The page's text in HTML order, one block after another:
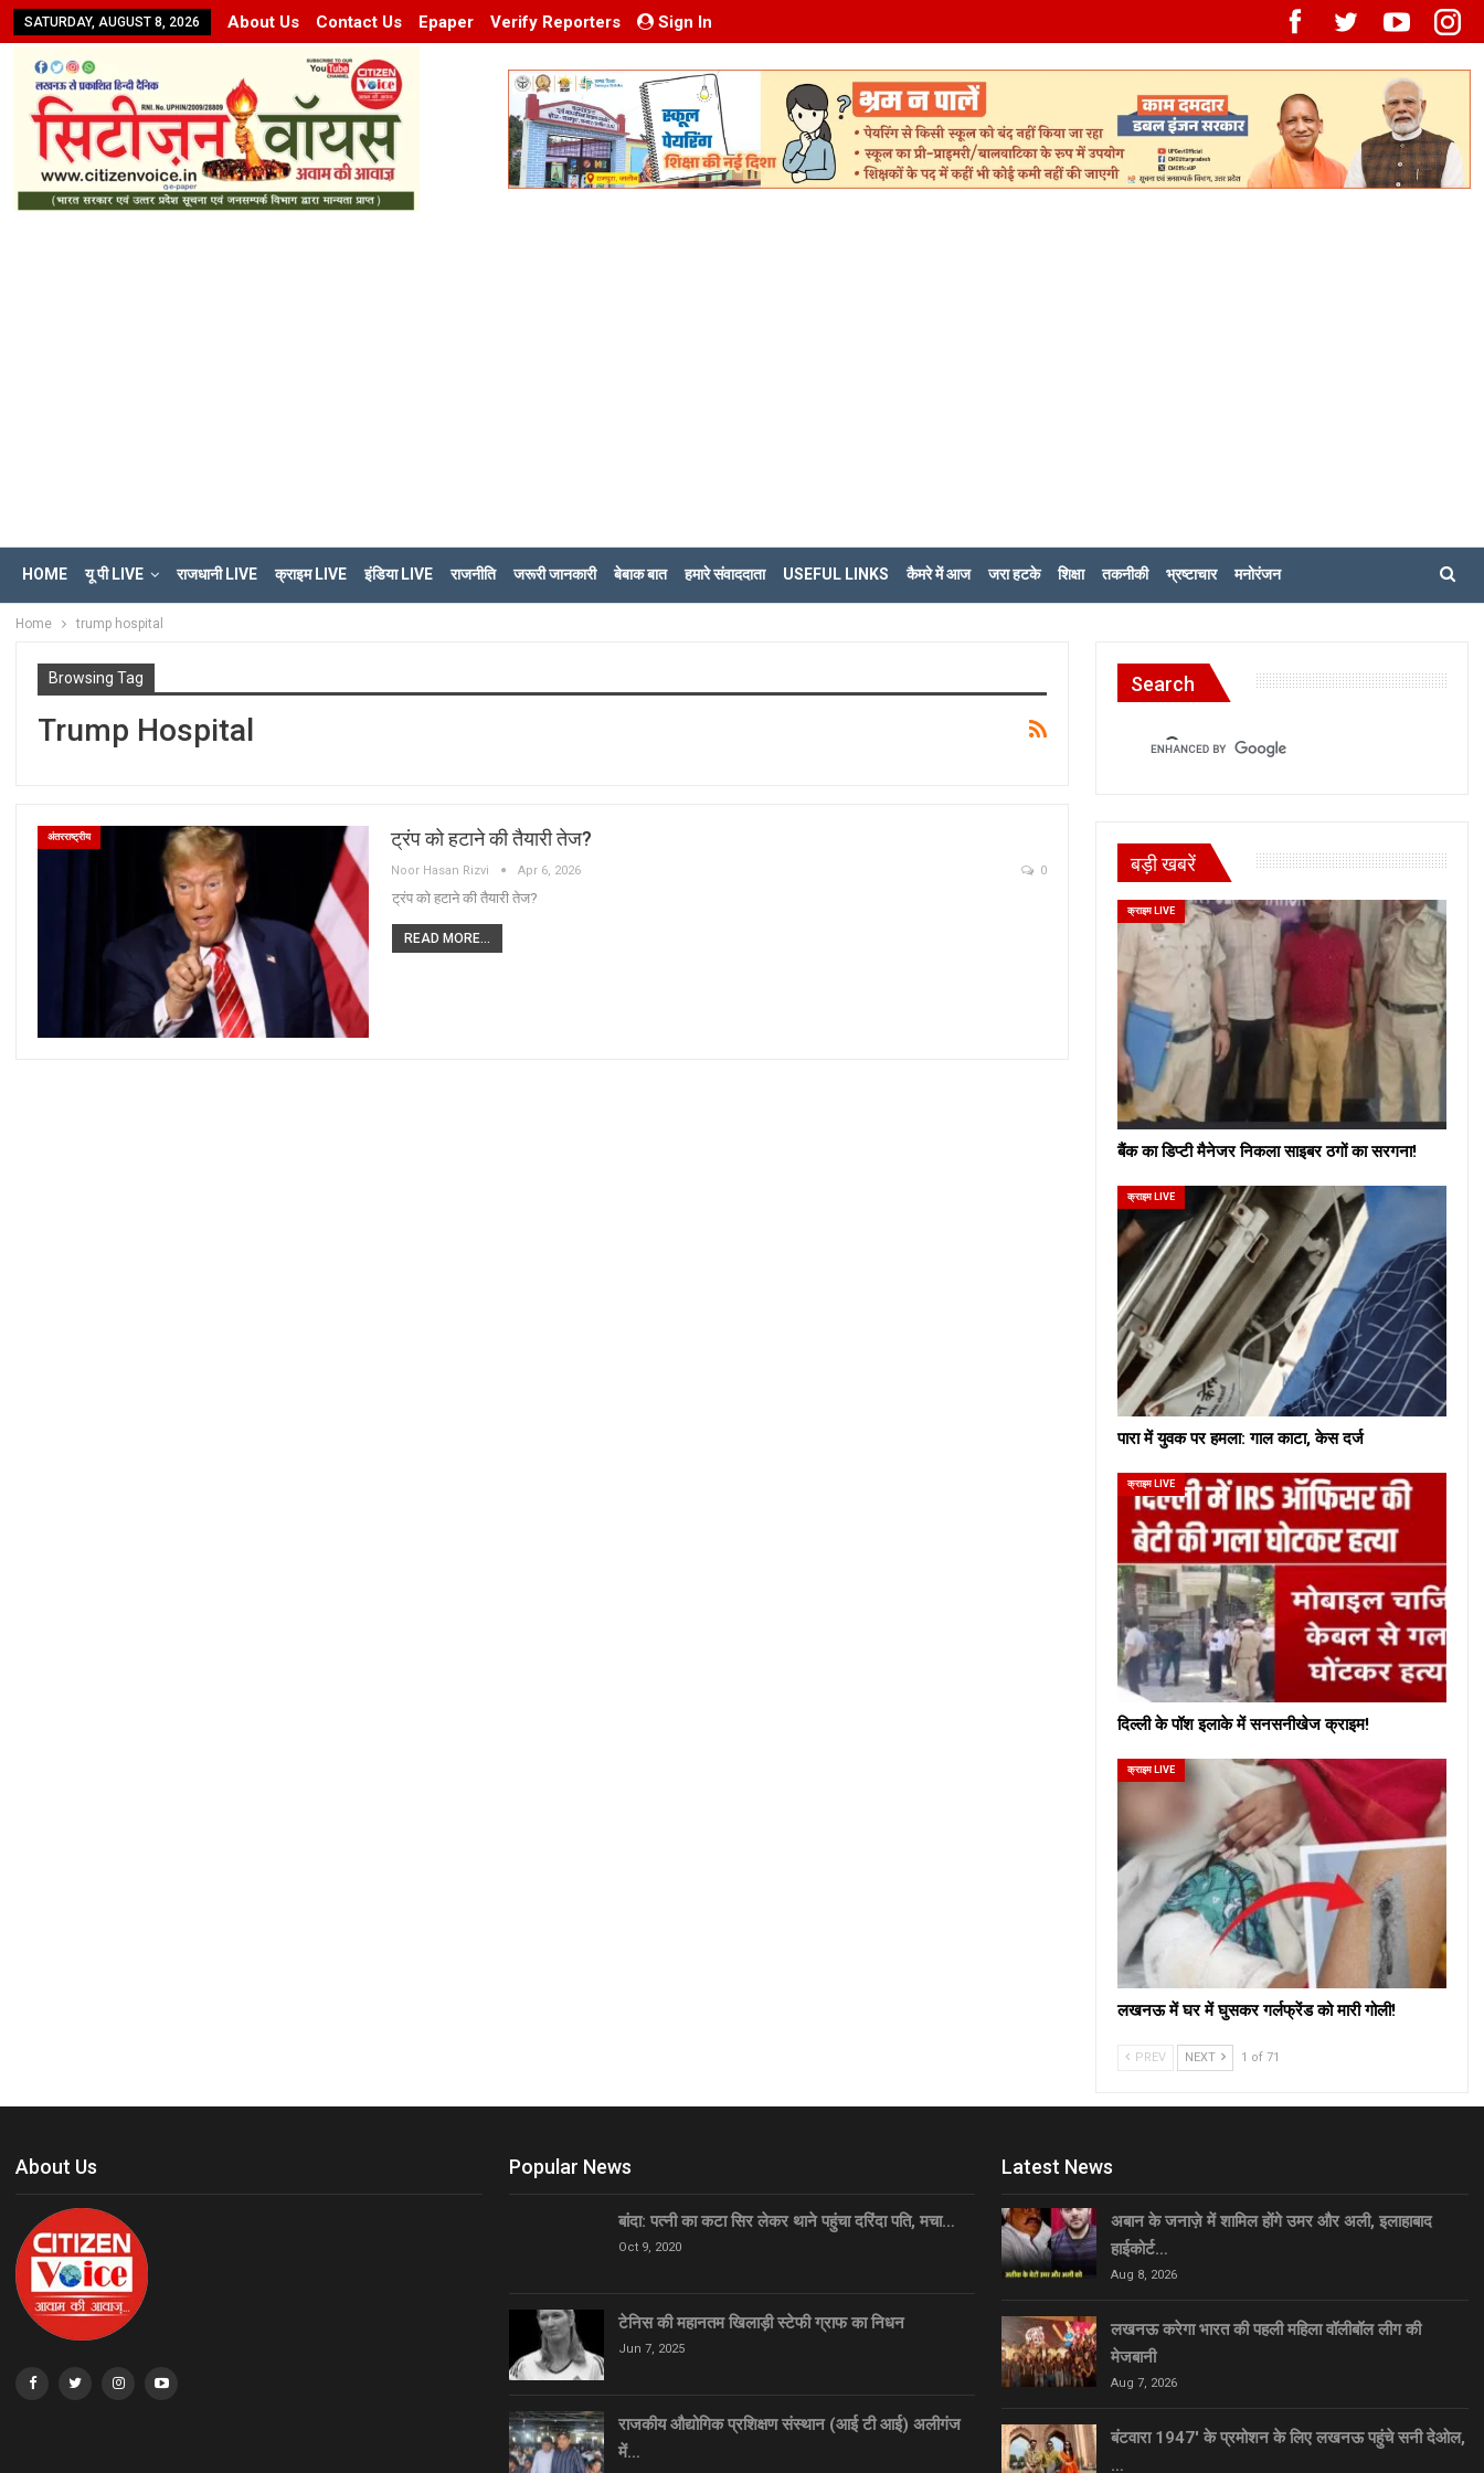
SATURDAY, AUGUST 8, 2026 About Us Contact Us Epaper Verify Reporters Sign In
HOME यू पी LIVE राजधानी LIVE क्राइम LIVE इंडिया LIVE राजनीति जरूरी जानकारी बेबाक बात हमारे संवाददाता USEFUL LINKS कैमरे में आज जरा हटके शिक्षा तकनीकी भ्रष्टाचार मनोरंजन
Home trump hospital
Browsing Tag
Trump Hospital
अंतरराष्ट्रीय ट्रंप को हटाने की तैयारी तेज?
Noor Hasan Rizvi Apr 6, 2026 0
ट्रंप को हटाने की तैयारी तेज?
READ MORE...
Search
बड़ी खबरें
क्राइम LIVE
बैंक का डिप्टी मैनेजर निकला साइबर ठगों का सरगना!
क्राइम LIVE
पारा में युवक पर हमला: गाल काटा, केस दर्ज
क्राइम LIVE
दिल्ली के पॉश इलाके में सनसनीखेज क्राइम!
क्राइम LIVE
लखनऊ में घर में घुसकर गर्लफ्रेंड को मारी गोली!
PREV NEXT 1 of 71
About Us Popular News
बांदा: पत्नी का कटा सिर लेकर थाने पहुंचा दरिंदा पति, मचा…
Oct 9, 2020
टेनिस की महानतम खिलाड़ी स्टेफी ग्राफ का निधन
Jun 7, 2025
राजकीय औद्योगिक प्रशिक्षण संस्थान (आई टी आई) अलीगंज
में…
Latest News
अबान के जनाज़े में शामिल होंगे उमर और अली, इलाहाबाद
हाईकोर्ट…
Aug 8, 2026
लखनऊ करेगा भारत की पहली महिला वॉलीबॉल लीग की
मेजबानी
Aug 7, 2026
बंटवारा 1947′ के प्रमोशन के लिए लखनऊ पहुंचे सनी देओल,
…